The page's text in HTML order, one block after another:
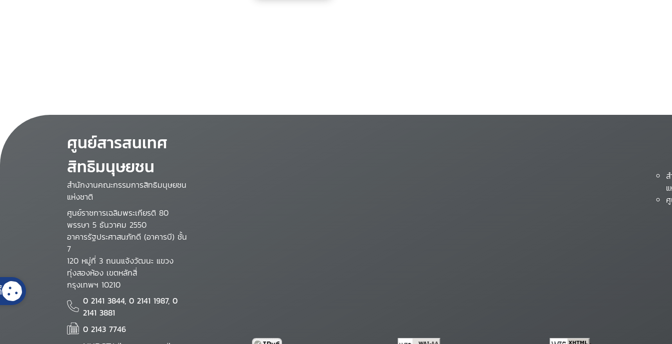
ศูนย์สารสนเทศ
สิทธิมนุษยชน
สำนักงานคณะกรรมการสิทธิมนุษยชน
แห่งชาติ
ศูนย์ราชการเฉลิมพระเกียรติ 80
พรรษา 5 ธันวาคม 2550
อาคารรัฐประศาสนภักดี (อาคารบี) ชั้น
7
120 หมู่ที่ 3 ถนนแจ้งวัฒนะ แขวง
ทุ่งสองห้อง เขตหลักสี่
กรุงเทพฯ 10210
0 2141 3844, 0 2141 1987, 0
2141 3881
0 2143 7746